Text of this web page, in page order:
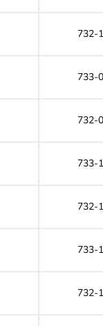
732-
733-
732-
733-
732-
733-
732-